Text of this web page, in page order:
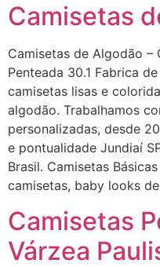
Camisetas
Camisetas de Algodão –
Penteada 30.1 Fabrica
camisetas lisas e
algodão. Trabalhamos
personalizadas, desde
e pontualidade Jundiaí
Brasil. Camisetas
camisetas, baby looks
Camisetas
Várzea